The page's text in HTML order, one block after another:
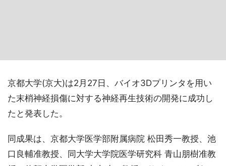
京都大学(京大)は2月27日、バイオ3Dプリンタを用い
た末梢神経損傷に対する神経再生技術の開発に成功し
たと発表した。
同成果は、京都大学医学部附属病院 松田秀一教授、池
口良輔准教授、同大学大学院医学研究科 青山朋樹准教